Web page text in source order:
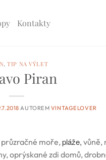
Kontakty
,TIP NA VÝLET
Piran
AUTOREM VINTAGELOVER
moře, pláže, vůně,
oprýskané zdi domů,